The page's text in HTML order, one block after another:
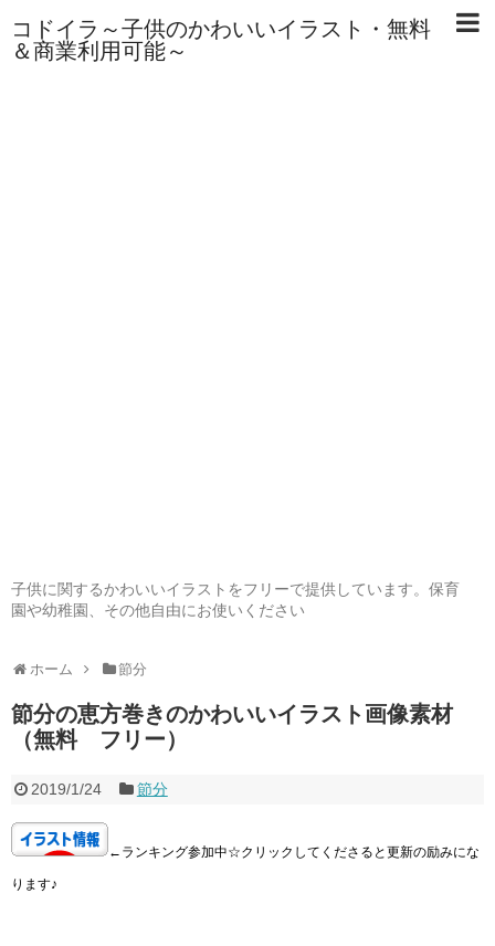
コドイラ～子供のかわいいイラスト・無料
＆商業利用可能～
子供に関するかわいいイラストをフリーで提供しています。保育
園や幼稚園、その他自由にお使いください
ホーム 節分
節分の恵方巻きのかわいいイラスト画像素材
（無料 フリー）
2019/1/24 節分
←ランキング参加中☆クリックしてくださると更新の励みにな
ります♪